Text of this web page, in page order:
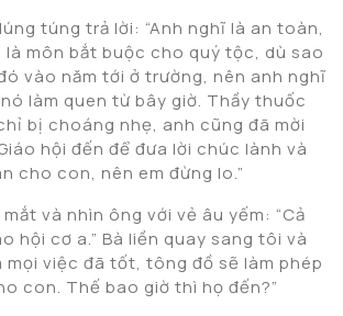
túng trả lời: “Anh nghĩ là an toàn,
là môn bắt buộc cho quý tộc, dù sao
vào năm tới ở trường, nên anh nghĩ
làm quen từ bây giờ. Thầy thuốc
bị choáng nhẹ, anh cũng đã mời
hội đến để đưa lời chúc lành và
cho con, nên em đừng lo.”
và nhìn ông với vẻ âu yếm: “Cả
hội cơ a.” Bà liền quay sang tôi và
mọi việc đã tốt, tông đồ sẽ làm phép
con. Thế bao giờ thì họ đến?”